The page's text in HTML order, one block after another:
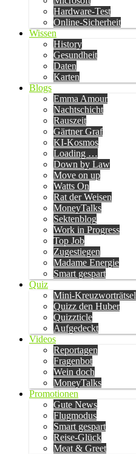
Hardware-Test
Online-Sicherheit
Wissen
History
Gesundheit
Daten
Karten
Blogs
Emma Amour
Nachtschicht
Rauszeit
Gärtner Graf
KI-Kosmos
Loading …
Down by Law
Move on up
Watts On
Rat der Weisen
MoneyTalks
Sektenblog
Work in Progress
Top Job
Zugestiegen
Madame Energie
Smart gespart
Quiz
Mini-Kreuzworträtsel
Quizz den Huber
Quizzticle
Aufgedeckt
Videos
Reportagen
Fragenbot
Wein doch
MoneyTalks
Promotionen
Gute News
Flugmodus
Smart gespart
Reise-Glück
Meat & Greet